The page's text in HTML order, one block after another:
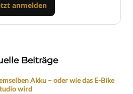
anmelden
Beiträge
Akku – oder wie das E-Bike
wird